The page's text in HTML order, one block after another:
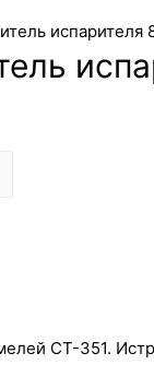
испарителя
CT-351.